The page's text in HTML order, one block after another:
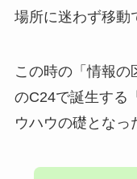
場所に迷わず移動
この時の「情報の
のC24で誕生する
ウハウの礎となっ